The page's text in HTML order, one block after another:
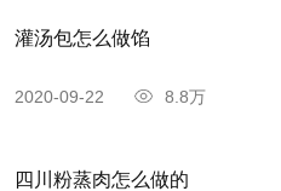
灌汤包怎么做馅
2020-09-22 8.8万
四川粉蒸肉怎么做的